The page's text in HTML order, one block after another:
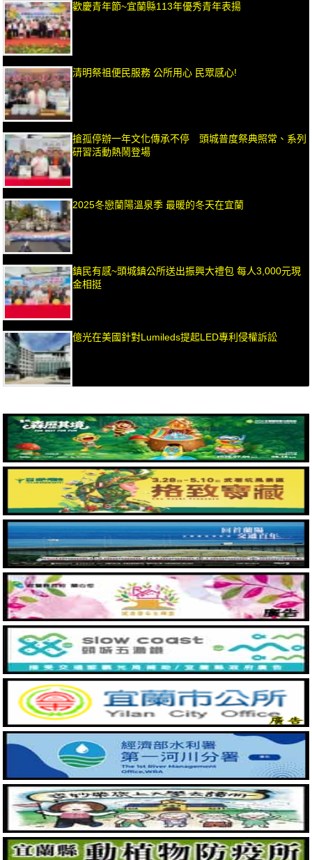
歡慶青年節~宜蘭縣113年優秀青年表揚
清明祭祖便民服務 公所用心 民眾感心!
搶孤停辦一年文化傳承不停 頭城普度祭典照常、系列
研習活動熱鬧登場
2025冬戀蘭陽溫泉季 最暖的冬天在宜蘭
鎮民有感~頭城鎮公所送出振興大禮包 每人3,000元現
金相挺
億光在美國針對Lumileds提起LED專利侵權訴訟